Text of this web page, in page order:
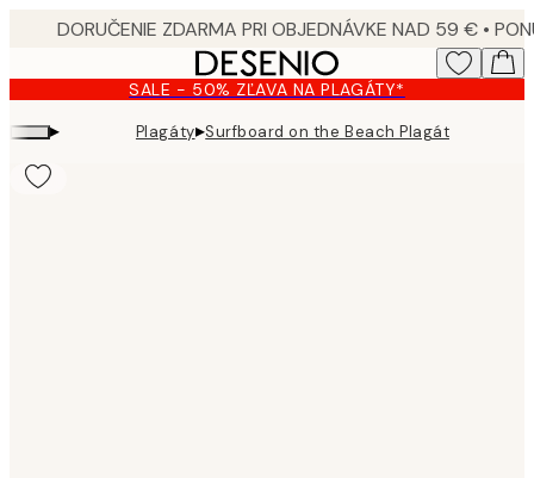
content.
SALE - 50% ZĽAVA NA PLAGÁTY*
▸ Plagáty▸Surfboard on the Beach Plagát